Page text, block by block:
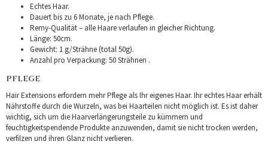
Echtes Haar.
Dauert bis zu 6 Monate, je nach Pflege.
Remy-Qualität – alle Haare verlaufen in gleicher Richtung.
Länge: 50cm.
Gewicht: 1 g/Strähne (total 50g).
Anzahl pro Verpackung: 50 Strähnen .
PFLEGE
Hair Extensions erfordern mehr Pflege als Ihr eigenes Haar. Ihr echtes Haar erhält
Nährstoffe durch die Wurzeln, was bei Haarteilen nicht möglich ist. Es ist daher
wichtig, sich um die Haarverlängerungsteile zu kümmern und
feuchtigkeitspendende Produkte anzuwenden, damit sie nicht trocken werden,
verfilzen und ihren Glanz nicht verlieren.